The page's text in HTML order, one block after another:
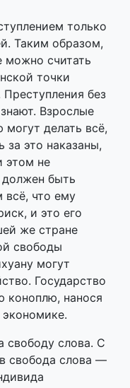
только
Таким образом,
можно считать
точки
без
Взрослые
делать всё,
за это наказаны,
этом не
быть
всё, что ему
и это его
же стране
свободы
могут
Государство
коноплю, нанося
свободу слова. С
свобода слова —